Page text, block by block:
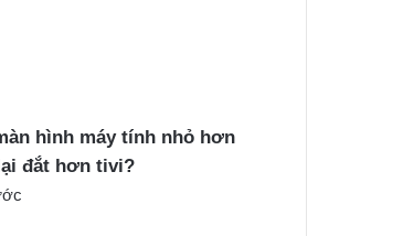
hình máy tính nhỏ hơn
đắt hơn tivi?